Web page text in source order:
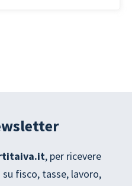
, per ricevere
fisco, tasse, lavoro,